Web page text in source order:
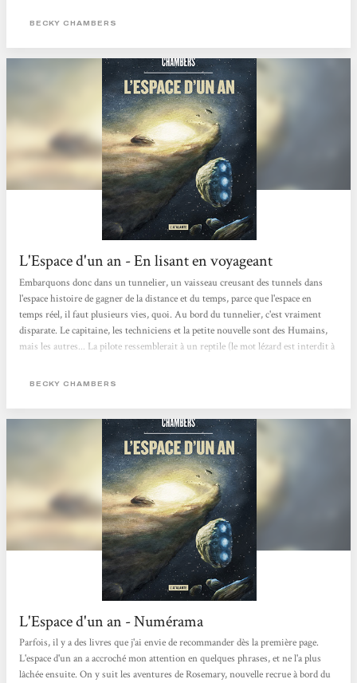
BECKY CHAMBERS
L'Espace d'un an - En lisant en voyageant
Embarquons donc dans un tunnelier, un vaisseau creusant des tunnels dans
l'espace histoire de gagner de la distance et du temps, parce que l'espace en
temps réel, il faut plusieurs vies, quoi. Au bord du tunnelier, c'est vraiment
disparate. Le capitaine, les techniciens et la petite nouvelle sont des Humains,
mais les autres... La pilote ressemblerait à un reptile (le mot lézard est interdit à
intelligence artificielle aussi. En dépit des ces différences, existent des histoires
BECKY CHAMBERS
L'Espace d'un an - Numérama
Parfois, il y a des livres que j'ai envie de recommander dès la première page.
L'espace d'un an a accroché mon attention en quelques phrases, et ne l'a plus
lâchée ensuite. On y suit les aventures de Rosemary, nouvelle recrue à bord du